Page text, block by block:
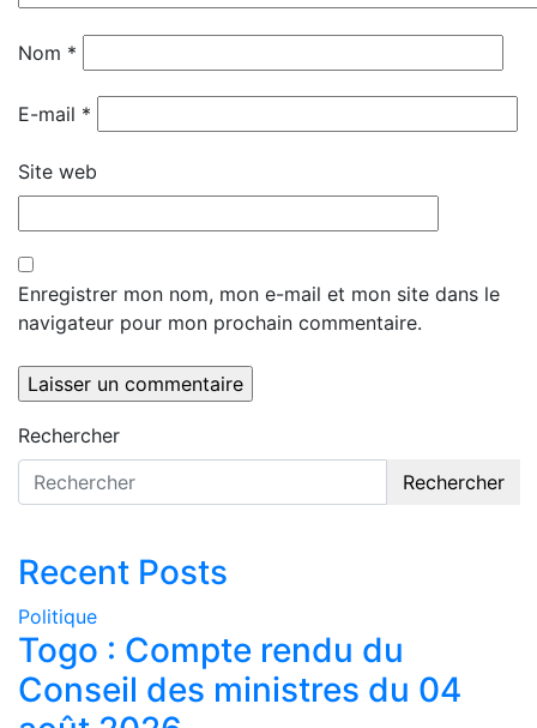
Nom *
E-mail *
Site web
Enregistrer mon nom, mon e-mail et mon site dans le
navigateur pour mon prochain commentaire.
Rechercher
Rechercher
Recent Posts
Politique
Togo : Compte rendu du
Conseil des ministres du 04